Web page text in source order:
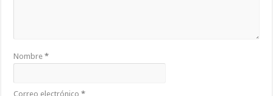
Nombre*
Correo electrónico*